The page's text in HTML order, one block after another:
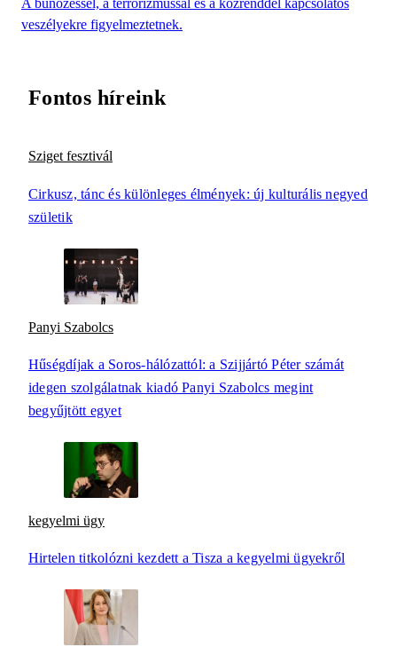
A bűnözéssel, a terrorizmussal és a közrenddel kapcsolatos
veszélyekre figyelmeztetnek.
Fontos híreink
Sziget fesztivál
Cirkusz, tánc és különleges élmények: új kulturális negyed
születik
Panyi Szabolcs
Hűségdíjak a Soros-hálózattól: a Szijjártó Péter számát
idegen szolgálatnak kiadó Panyi Szabolcs megint
begyűjtött egyet
kegyelmi ügy
Hirtelen titkolózni kezdett a Tisza a kegyelmi ügyekről